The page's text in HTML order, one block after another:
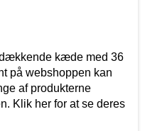
kæde med 36
på webshoppen kan
af produkterne
Klik her for at se deres